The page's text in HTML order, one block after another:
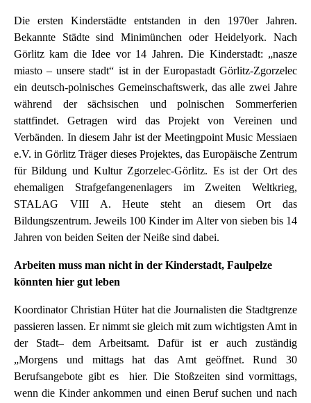
Die ersten Kinderstädte entstanden in den 1970er Jahren.
Bekannte Städte sind Minimünchen oder Heidelyork. Nach
Görlitz kam die Idee vor 14 Jahren. Die Kinderstadt: „nasze
miasto – unsere stadt“ ist in der Europastadt Görlitz-Zgorzelec
ein deutsch-polnisches Gemeinschaftswerk, das alle zwei Jahre
während der sächsischen und polnischen Sommerferien
stattfindet. Getragen wird das Projekt von Vereinen und
Verbänden. In diesem Jahr ist der Meetingpoint Music Messiaen
e.V. in Görlitz Träger dieses Projektes, das Europäische Zentrum
für Bildung und Kultur Zgorzelec-Görlitz. Es ist der Ort des
ehemaligen Strafgefangenenlagers im Zweiten Weltkrieg,
STALAG VIII A. Heute steht an diesem Ort das
Bildungszentrum. Jeweils 100 Kinder im Alter von sieben bis 14
Jahren von beiden Seiten der Neiße sind dabei.
Arbeiten muss man nicht in der Kinderstadt, Faulpelze
könnten hier gut leben
Koordinator Christian Hüter hat die Journalisten die Stadtgrenze
passieren lassen. Er nimmt sie gleich mit zum wichtigsten Amt in
der Stadt– dem Arbeitsamt. Dafür ist er auch zuständig
„Morgens und mittags hat das Amt geöffnet. Rund 30
Berufsangebote gibt es hier. Die Stoßzeiten sind vormittags,
wenn die Kinder ankommen und einen Beruf suchen und nach